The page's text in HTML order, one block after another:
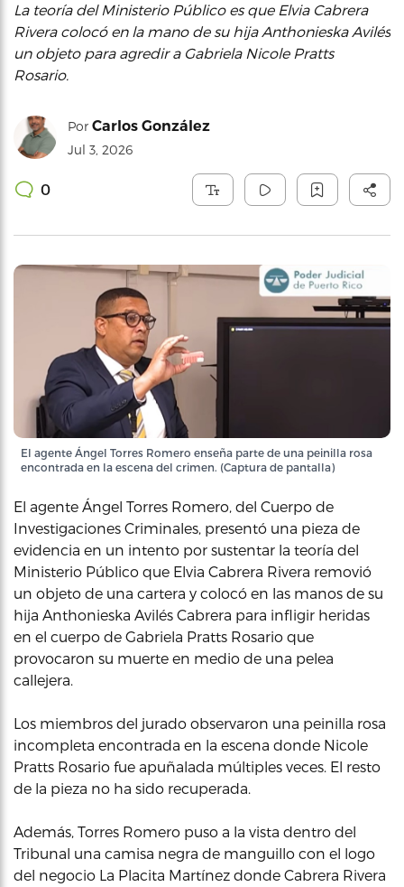
La teoría del Ministerio Público es que Elvia Cabrera
Rivera colocó en la mano de su hija Anthonieska Avilés
un objeto para agredir a Gabriela Nicole Pratts
Rosario.
Por Carlos González
Jul 3, 2026
0
El agente Ángel Torres Romero enseña parte de una peinilla rosa
encontrada en la escena del crimen. (Captura de pantalla)
El agente Ángel Torres Romero, del Cuerpo de
Investigaciones Criminales, presentó una pieza de
evidencia en un intento por sustentar la teoría del
Ministerio Público que Elvia Cabrera Rivera removió
un objeto de una cartera y colocó en las manos de su
hija Anthonieska Avilés Cabrera para infligir heridas
en el cuerpo de Gabriela Pratts Rosario que
provocaron su muerte en medio de una pelea
callejera.
Los miembros del jurado observaron una peinilla rosa
incompleta encontrada en la escena donde Nicole
Pratts Rosario fue apuñalada múltiples veces. El resto
de la pieza no ha sido recuperada.
Además, Torres Romero puso a la vista dentro del
Tribunal una camisa negra de manguillo con el logo
del negocio La Placita Martínez donde Cabrera Rivera